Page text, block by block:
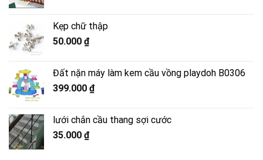
380.000 ₫.
Kẹp chữ thập
50.000 ₫
Đất nặn máy làm kem cầu vồng playdoh B0306
399.000 ₫
lưới chắn cầu thang sợi cước
35.000 ₫